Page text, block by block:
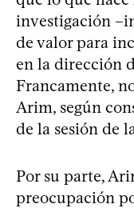
investigación
de valor para
en la dirección
Francamente,
Arim, según
de la sesión de
Por su parte,
preocupación